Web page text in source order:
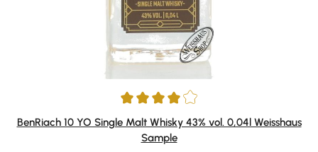
Durchschnittliche Bewertung von 4 von 5 Sternen
BenRiach 10 YO Single Malt Whisky 43% vol. 0,04l Weisshaus
Sample